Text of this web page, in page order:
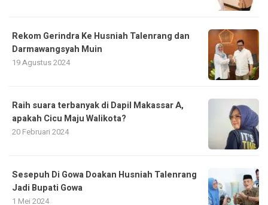
Rekom Gerindra Ke Husniah Talenrang dan
Darmawangsyah Muin
19 Agustus 2024
Raih suara terbanyak di Dapil Makassar A,
apakah Cicu Maju Walikota?
20 Februari 2024
Sesepuh Di Gowa Doakan Husniah Talenrang
Jadi Bupati Gowa
1 Mei 2024